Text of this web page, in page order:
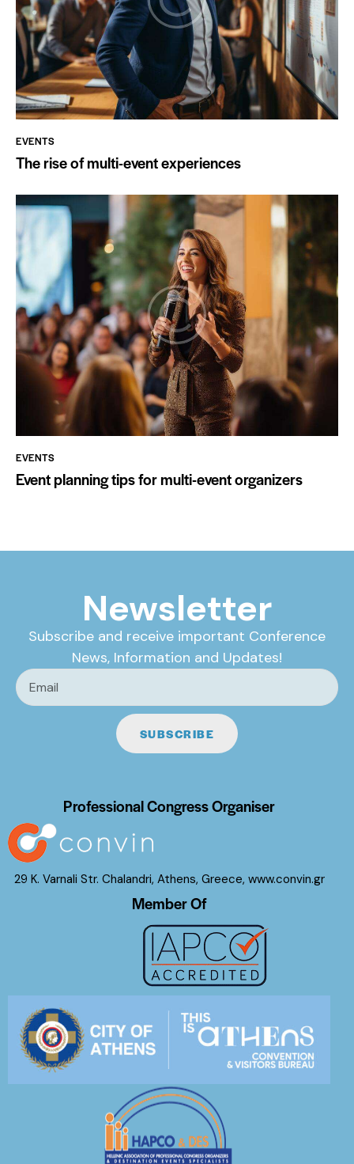
EVENTS
The rise of multi-event experiences
EVENTS
Event planning tips for multi-event organizers
Newsletter
Subscribe and receive important Conference
News, Information and Updates!
SUBSCRIBE
Professional Congress Organiser
29 K. Varnali Str. Chalandri, Athens, Greece, www.convin.gr
Member Of